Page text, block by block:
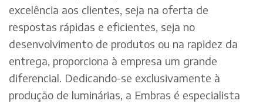
excelência aos clientes, seja na oferta de
respostas rápidas e eficientes, seja no
desenvolvimento de produtos ou na rapidez da
entrega, proporciona à empresa um grande
diferencial. Dedicando-se exclusivamente à
produção de luminárias, a Embras é especialista